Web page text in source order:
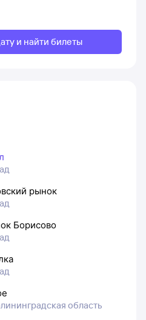
и найти билеты
рынок
Борисово
область